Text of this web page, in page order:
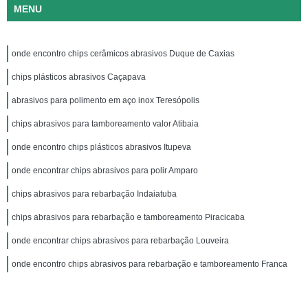
MENU
onde encontro chips cerâmicos abrasivos Duque de Caxias
chips plásticos abrasivos Caçapava
abrasivos para polimento em aço inox Teresópolis
chips abrasivos para tamboreamento valor Atibaia
onde encontro chips plásticos abrasivos Itupeva
onde encontrar chips abrasivos para polir Amparo
chips abrasivos para rebarbação Indaiatuba
chips abrasivos para rebarbação e tamboreamento Piracicaba
onde encontrar chips abrasivos para rebarbação Louveira
onde encontro chips abrasivos para rebarbação e tamboreamento Franca